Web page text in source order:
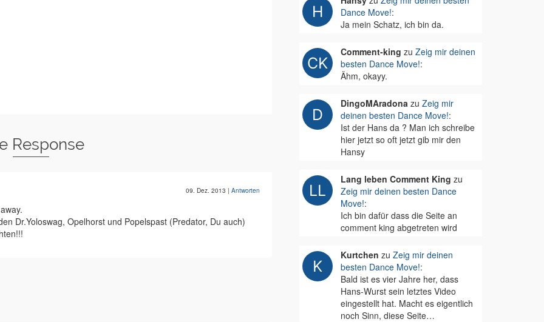
Response
09. Dez. 2013 | Antworten
Dr.Yoloswag, Opelhorst und Popelspast (Predator, Du auch)
Dance Move!:
Ja mein Schatz, ich bin da.
Comment-king zu Zeig mir deinen
besten Dance Move!:
Ähm, okayy.
DingoMAradonazu Zeig mir
deinen besten Dance Move!:
Ist der Hans da ? Man ich schreibe
hier jetzt so oft jetzt gib mir den
Hansy
Lang leben Comment King zu
Zeig mir deinen besten Dance
Move!:
Ich bin dafür dass die Seite an
comment king abgetreten wird
Kurtchen zu Zeig mir deinen
besten Dance Move!:
Bald ist es vier Jahre her, dass
Hans-Wurst sein letztes Video
eingestellt hat. Macht es eigentlich
noch Sinn, diese Seite…